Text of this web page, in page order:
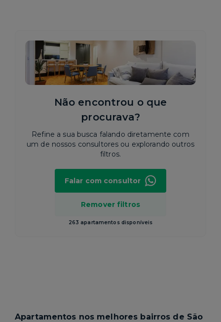
Não encontrou o que
procurava?
Refine a sua busca falando diretamente com
um de nossos consultores ou explorando outros
filtros.
Remover filtros
263 apartamentos disponíveis
Falar com consultor
Apartamentos nos melhores bairros de São